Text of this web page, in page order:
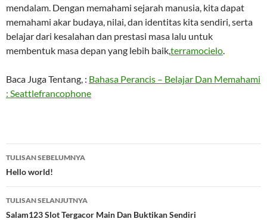
mendalam. Dengan memahami sejarah manusia, kita dapat
memahami akar budaya, nilai, dan identitas kita sendiri, serta
belajar dari kesalahan dan prestasi masa lalu untuk
membentuk masa depan yang lebih baik,terramocielo.
Baca Juga Tentang, : Bahasa Perancis – Belajar Dan Memahami
: Seattlefrancophone
Navigasi
Tulisan
TULISAN SEBELUMNYA
Hello world!
TULISAN SELANJUTNYA
Salam123 Slot Tergacor Main Dan Buktikan Sendiri